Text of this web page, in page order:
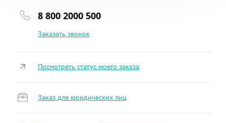
8 800 2000 500
Заказать звонок
Посмотреть статус моего заказа
Заказ для юридических лиц